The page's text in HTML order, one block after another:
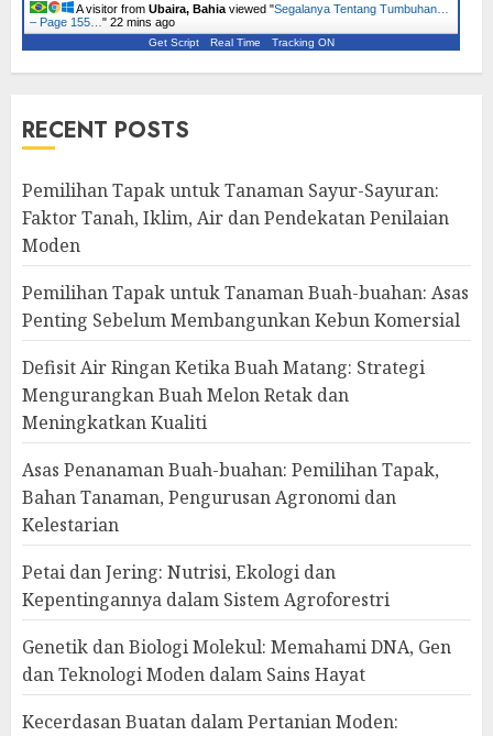
A visitor from Ubaira, Bahia viewed "Segalanya Tentang Tumbuhan…
– Page 155… " 22 mins ago
Get Script Real Time Tracking ON
RECENT POSTS
Pemilihan Tapak untuk Tanaman Sayur-Sayuran:
Faktor Tanah, Iklim, Air dan Pendekatan Penilaian
Moden
Pemilihan Tapak untuk Tanaman Buah-buahan: Asas
Penting Sebelum Membangunkan Kebun Komersial
Defisit Air Ringan Ketika Buah Matang: Strategi
Mengurangkan Buah Melon Retak dan
Meningkatkan Kualiti
Asas Penanaman Buah-buahan: Pemilihan Tapak,
Bahan Tanaman, Pengurusan Agronomi dan
Kelestarian
Petai dan Jering: Nutrisi, Ekologi dan
Kepentingannya dalam Sistem Agroforestri
Genetik dan Biologi Molekul: Memahami DNA, Gen
dan Teknologi Moden dalam Sains Hayat
Kecerdasan Buatan dalam Pertanian Moden: